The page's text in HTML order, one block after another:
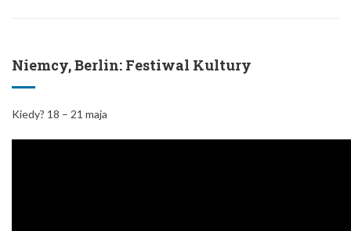
Niemcy, Berlin: Festiwal Kultury
Kiedy? 18 – 21 maja